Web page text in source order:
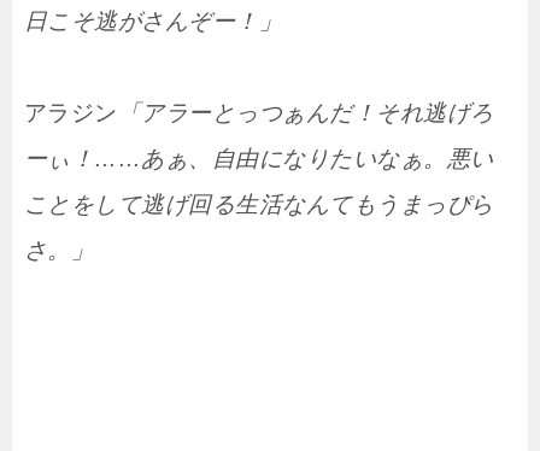
日こそ逃がさんぞー！」
アラジン 「アラーとっつぁんだ！それ逃げろ
ーぃ！……あぁ、自由になりたいなぁ。悪い
ことをして逃げ回る生活なんてもうまっぴら
さ。」